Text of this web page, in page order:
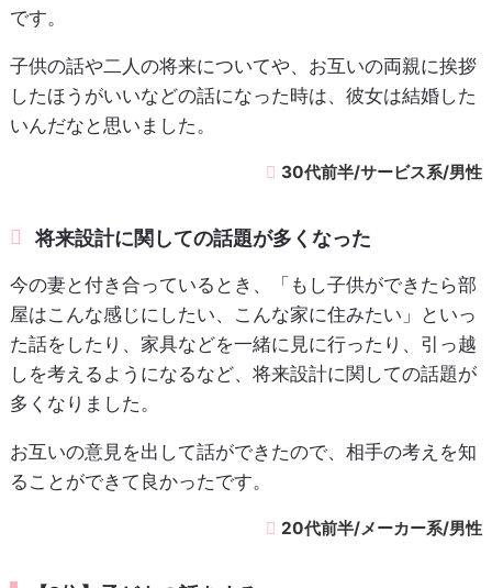
です。
子供の話や二人の将来についてや、お互いの両親に挨拶
したほうがいいなどの話になった時は、彼女は結婚した
いんだなと思いました。
30代前半/サービス系/男性
将来設計に関しての話題が多くなった
今の妻と付き合っているとき、「もし子供ができたら部
屋はこんな感じにしたい、こんな家に住みたい」といっ
た話をしたり、家具などを一緒に見に行ったり、引っ越
しを考えるようになるなど、将来設計に関しての話題が
多くなりました。
お互いの意見を出して話ができたので、相手の考えを知
ることができて良かったです。
20代前半/メーカー系/男性